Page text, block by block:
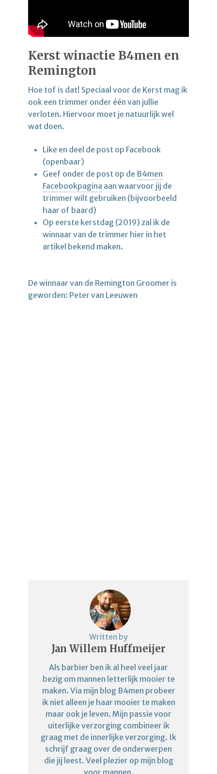
Kerst winactie B4men en
Remington
Hoe tof is dat! Speciaal voor de Kerst mag ik
ook een trimmer onder één van jullie
verloten. Hiervoor moet je natuurlijk wel
wat doen.
Like en deel de post op Facebook
(openbaar)
Geef onder de post op de B4men
Facebookpagina aan waarvoor jij de
trimmer wilt gebruiken (bijvoorbeeld
haar of baard)
Op eerste kerstdag (2019) zal ik de
winnaar van de trimmer hier in het
artikel bekend maken.
De winnaar van de Remington Groomer is
geworden: Peter van Leeuwen
Written by
Jan Willem Huffmeijer
Als barbier ben ik al heel veel jaar
bezig om mannen letterlijk mooier te
maken. Via mijn blog B4men probeer
ik niet alleen je haar mooier te maken
maar ook je leven. Mijn passie voor
uiterlijke verzorging combineer ik
graag met de innerlijke verzorging. Ik
schrijf graag over de onderwerpen
die jij leest. Veel plezier op mijn blog
voor mannen.